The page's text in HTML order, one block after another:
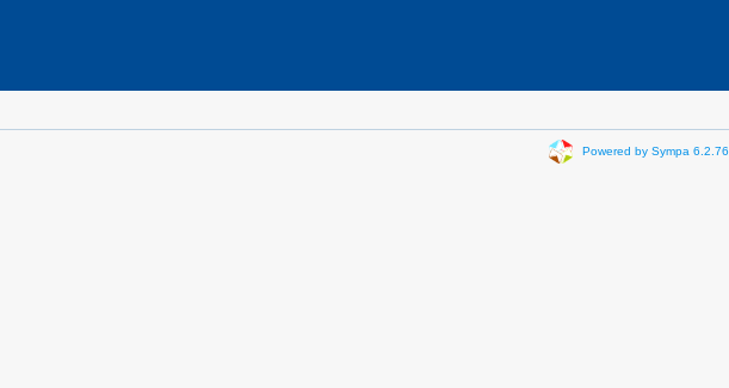
Powered by Sympa 6.2.76